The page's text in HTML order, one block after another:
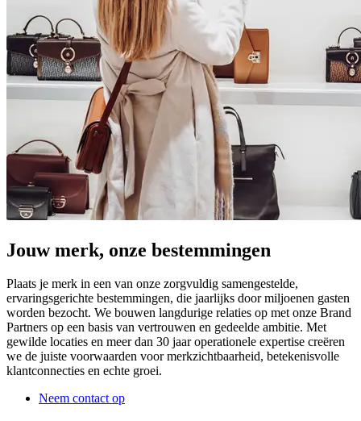
Jouw merk, onze bestemmingen
Plaats je merk in een van onze zorgvuldig samengestelde,
ervaringsgerichte bestemmingen, die jaarlijks door miljoenen gasten
worden bezocht. We bouwen langdurige relaties op met onze Brand
Partners op een basis van vertrouwen en gedeelde ambitie. Met
gewilde locaties en meer dan 30 jaar operationele expertise creëren
we de juiste voorwaarden voor merkzichtbaarheid, betekenisvolle
klantconnecties en echte groei.
Neem contact op